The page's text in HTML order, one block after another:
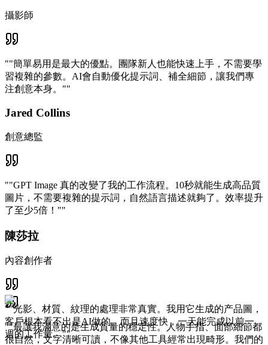
攝影師
""簡單易用是最大的優點。團隊新人也能快速上手，不需要學
習複雜的參數。AI會自動優化提示詞、補全細節，讓我們專
注創意本身。""
Jared Collins
創意總監
""GPT Image 真的改變了我的工作流程。10秒就能生成高品質
圖片，不需要複雜的提示詞，自然語言描述就夠了。效率提升
了至少5倍！""
陳莎拉
內容創作者
""光影、材質、紋理的處理非常真實。我用它生成的产品圖，
客戶根本看不出是AI做的。而且速度快，一天能完成以前一
週的工作量。""
""最讓我滿意的是生成質量的穩定性。人物手指、面部細節都
很自然，文字清晰可讀，不像其他工具經常出現畸形。我們的